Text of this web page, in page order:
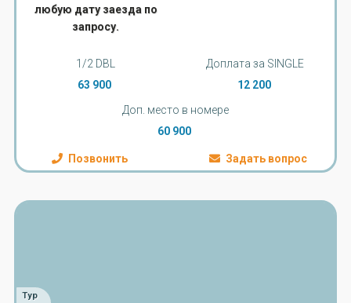
любую дату заезда по
запросу.
1/2 DBL
63 900
Доплата за SINGLE
12 200
Доп. место в номере
60 900
Позвонить Задать вопрос
Тур